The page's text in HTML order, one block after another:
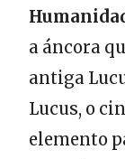
a áncora
antiga
Lucus, o
elemento